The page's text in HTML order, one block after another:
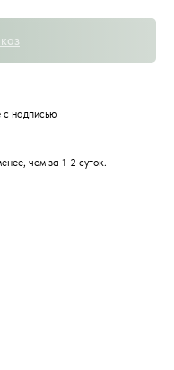
с надписью
чем за 1-2 суток.